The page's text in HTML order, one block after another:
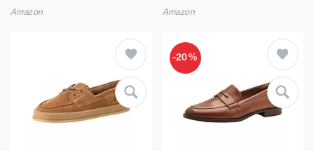
Amazon Amazon
-20%